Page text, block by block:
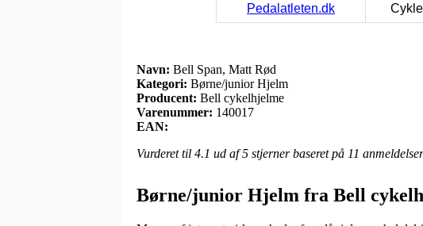
Pedalatleten.dk
Navn: Bell Span, Matt Rød
Kategori: Børne/junior Hjelm
Producent: Bell cykelhjelme
Varenummer: 140017
EAN:
Vurderet til 4.1 ud af 5 stjerner baseret på 11 anmeldelser
Børne/junior Hjelm fra Bell